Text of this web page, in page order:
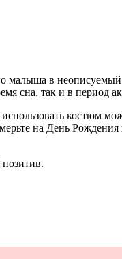
в
сна, так и в период
костюм
на День Рождения